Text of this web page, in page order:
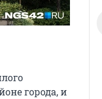
города, и